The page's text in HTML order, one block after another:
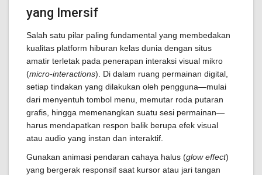
yang Imersif
Salah satu pilar paling fundamental yang membedakan
kualitas platform hiburan kelas dunia dengan situs
amatir terletak pada penerapan interaksi visual mikro
(micro-interactions). Di dalam ruang permainan digital,
setiap tindakan yang dilakukan oleh pengguna—mulai
dari menyentuh tombol menu, memutar roda putaran
grafis, hingga memenangkan suatu sesi permainan—
harus mendapatkan respon balik berupa efek visual
atau audio yang instan dan interaktif.
Gunakan animasi pendaran cahaya halus (glow effect)
yang bergerak responsif saat kursor atau jari tangan